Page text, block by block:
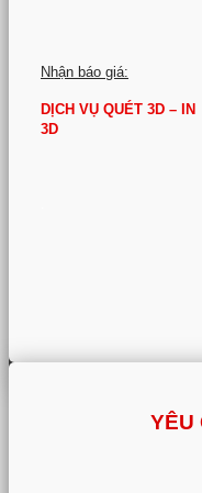
Nhận báo giá:
DỊCH VỤ QUÉT 3D – IN
3D
YÊU